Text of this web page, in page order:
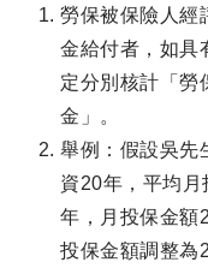
勞保被保險人經
金給付者，如具
定分別核計「勞
金」。
舉例：假設吳先
資20年，平均
年，月投保金額
投保金額調整為